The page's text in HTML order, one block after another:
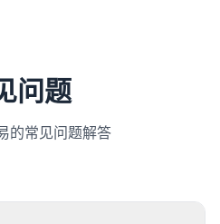
问题
的常见问题解答